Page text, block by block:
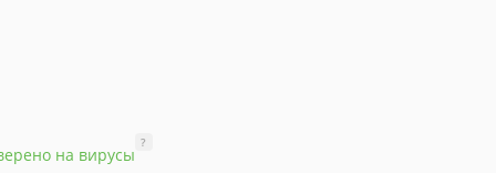
на вирусы
?